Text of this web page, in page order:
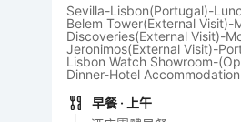
Sevilla-Lisbon(Portugal)-
Belem Tower(External Visit)-
Discoveries(External Visit)-
Jeronimos(External Visit)-
Lisbon Watch Showroom-
Dinner-Hotel Accommodation
早餐 · 上午